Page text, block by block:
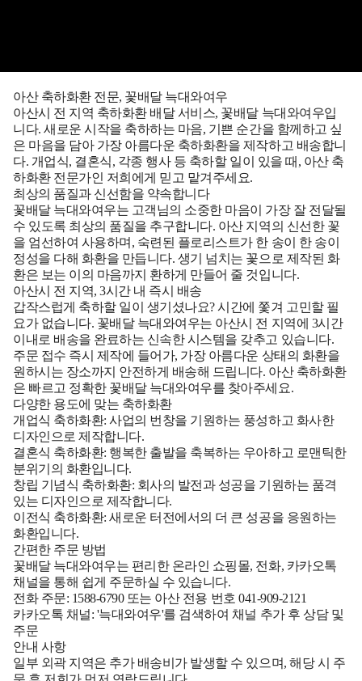
아산 축하화환 전문, 꽃배달 늑대와여우
아산시 전 지역 축하화환 배달 서비스, 꽃배달 늑대와여우입
니다. 새로운 시작을 축하하는 마음, 기쁜 순간을 함께하고 싶
은 마음을 담아 가장 아름다운 축하화환을 제작하고 배송합니
다. 개업식, 결혼식, 각종 행사 등 축하할 일이 있을 때, 아산 축
하화환 전문가인 저희에게 믿고 맡겨주세요.
최상의 품질과 신선함을 약속합니다
꽃배달 늑대와여우는 고객님의 소중한 마음이 가장 잘 전달될
수 있도록 최상의 품질을 추구합니다. 아산 지역의 신선한 꽃
을 엄선하여 사용하며, 숙련된 플로리스트가 한 송이 한 송이
정성을 다해 화환을 만듭니다. 생기 넘치는 꽃으로 제작된 화
환은 보는 이의 마음까지 환하게 만들어 줄 것입니다.
아산시 전 지역, 3시간 내 즉시 배송
갑작스럽게 축하할 일이 생기셨나요? 시간에 쫓겨 고민할 필
요가 없습니다. 꽃배달 늑대와여우는 아산시 전 지역에 3시간
이내로 배송을 완료하는 신속한 시스템을 갖추고 있습니다.
주문 접수 즉시 제작에 들어가, 가장 아름다운 상태의 화환을
원하시는 장소까지 안전하게 배송해 드립니다. 아산 축하화환
은 빠르고 정확한 꽃배달 늑대와여우를 찾아주세요.
다양한 용도에 맞는 축하화환
개업식 축하화환:사업의 번창을 기원하는 풍성하고 화사한
디자인으로 제작합니다.
결혼식 축하화환: 행복한 출발을 축복하는 우아하고 로맨틱한
분위기의 화환입니다.
창립 기념식 축하화환: 회사의 발전과 성공을 기원하는 품격
있는 디자인으로 제작합니다.
이전식 축하화환:새로운 터전에서의 더 큰 성공을 응원하는
화환입니다.
간편한 주문 방법
꽃배달 늑대와여우는 편리한 온라인 쇼핑몰, 전화, 카카오톡
채널을 통해 쉽게 주문하실 수 있습니다.
전화 주문: 1588-6790 또는 아산 전용 번호 041-909-2121
카카오톡 채널: '늑대와여우'를 검색하여 채널 추가 후 상담 및
주문
안내 사항
일부 외곽 지역은 추가 배송비가 발생할 수 있으며, 해당 시 주